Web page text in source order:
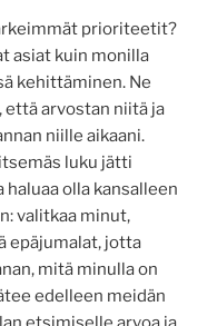
prioriteetit?
asiat kuin monilla
kehittäminen. Ne
arvostan niitä ja
niille aikaani.
luku jätti
olla kansalleen
valitkaa minut,
epäjumalat, jotta
mitä minulla on
edelleen meidän